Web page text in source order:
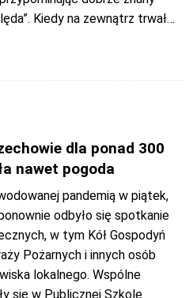
Kiedy na zewnątrz trwał…
dla ponad 300
nawet pogoda
pandemią w piątek,
odbyło się spotkanie
w tym Kół Gospodyń
Pożarnych i innych osób
lokalnego. Wspólne
się w Publicznej Szkole